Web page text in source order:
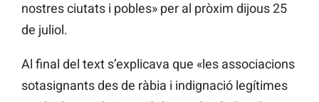
nostres ciutats i pobles» per al pròxim dijous 25
de juliol.
Al final del text s’explicava que «les associacions
sotasignants des de ràbia i indignació legítimes